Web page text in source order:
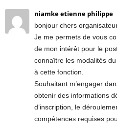
niamke etienne philippe
bonjour chers
Je me permets de vous
de mon intérêt pour le
connaître les modalités
à cette fonction.
Souhaitant m’engager
obtenir des informations
d’inscription, le
compétences requises